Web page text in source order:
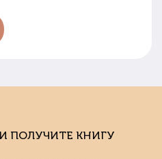
ПОЛУЧИТЕ КНИГУ